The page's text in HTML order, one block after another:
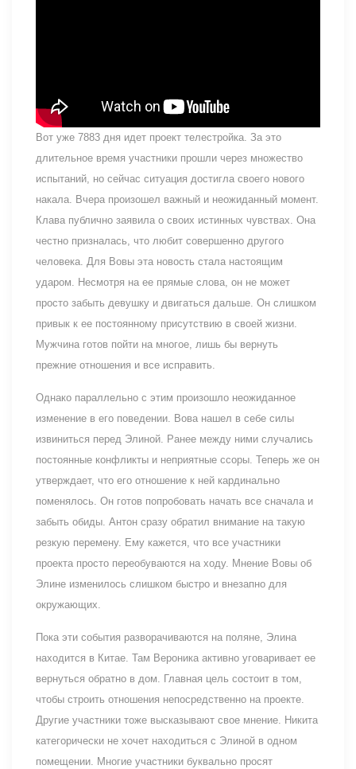
Вот уже 7883 дня идет проект телестройка. За это
длительное время участники прошли через множество
испытаний, но сейчас ситуация достигла своего нового
накала. Вчера произошел важный и неожиданный момент.
Клава публично заявила о своих истинных чувствах. Она
честно призналась, что любит совершенно другого
человека. Для Вовы эта новость стала настоящим
ударом. Несмотря на ее прямые слова, он не может
просто забыть девушку и двигаться дальше. Он слишком
привык к ее постоянному присутствию в своей жизни.
Мужчина готов пойти на многое, лишь бы вернуть
прежние отношения и все исправить.
Однако параллельно с этим произошло неожиданное
изменение в его поведении. Вова нашел в себе силы
извиниться перед Элиной. Ранее между ними случались
постоянные конфликты и неприятные ссоры. Теперь же он
утверждает, что его отношение к ней кардинально
поменялось. Он готов попробовать начать все сначала и
забыть обиды. Антон сразу обратил внимание на такую
резкую перемену. Ему кажется, что все участники
проекта просто переобуваются на ходу. Мнение Вовы об
Элине изменилось слишком быстро и внезапно для
окружающих.
Пока эти события разворачиваются на поляне, Элина
находится в Китае. Там Вероника активно уговаривает ее
вернуться обратно в дом. Главная цель состоит в том,
чтобы строить отношения непосредственно на проекте.
Другие участники тоже высказывают свое мнение. Никита
категорически не хочет находиться с Элиной в одном
помещении. Многие участники буквально просят